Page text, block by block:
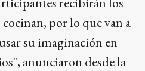
por lo que van a
su imaginación en
anunciaron desde la